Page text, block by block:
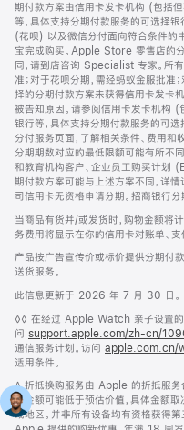
期付款方案由信用卡发卡机构 (包括但
等，具体支持分期付款服务的可选择
(花呗) 以及微信分付面向符合条件的
宝完成购买。Apple Store 零售店的
同，请到店咨询 Specialist 专家。所
准；对于花呗分期，需经蚂蚁金服批准
择的分期付款方案未获得信用卡发卡
被告知原因。请参阅信用卡发卡机构 (
银行等，具体支持分期付款服务的可
分付服务页面，了解相关条件、费用和
分期期数对应的最低限额可能有所不
和教育机构客户、企业员工购买计
期付款方案可能与上述方案不同，详
司信用卡无资格申请分期。招商银行
当商品有货并/或发货时，购物金额将
务费用将显示在你的信用卡对账单、支
产品按广告宣传价或标价提供分期付
送货服务。
此信息更新于 2026 年 7 月 30 日。
脚
注
◊◊ 在经过 Apple Watch 亲子设置的
问 support.apple.com/zh-cn/
通信服务计划。访问 apple.com.cn/
适用条件。
脚
注
∆ 折抵换购服务由 Apple 的折抵服务
抵金额可能低于预估价值，具体金额取
或地区。并非所有设备均有资格获得